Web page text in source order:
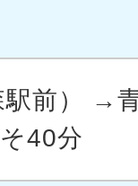
駅前） →
40分